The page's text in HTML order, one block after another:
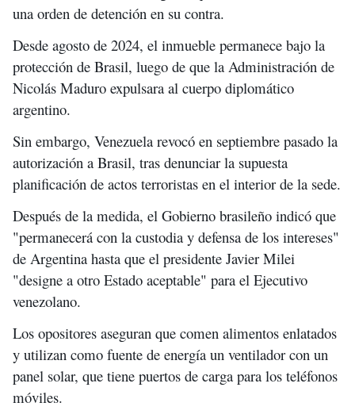
una orden de detención en su contra.
Desde agosto de 2024, el inmueble permanece bajo la
protección de Brasil, luego de que la Administración de
Nicolás Maduro expulsara al cuerpo diplomático
argentino.
Sin embargo, Venezuela revocó en septiembre pasado la
autorización a Brasil, tras denunciar la supuesta
planificación de actos terroristas en el interior de la sede.
Después de la medida, el Gobierno brasileño indicó que
"permanecerá con la custodia y defensa de los intereses"
de Argentina hasta que el presidente Javier Milei
"designe a otro Estado aceptable" para el Ejecutivo
venezolano.
Los opositores aseguran que comen alimentos enlatados
y utilizan como fuente de energía un ventilador con un
panel solar, que tiene puertos de carga para los teléfonos
móviles.